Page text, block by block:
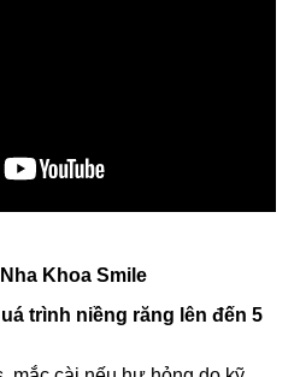
Khoa Smile
trình niềng răng lên đến 5